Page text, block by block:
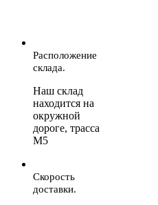
Расположение
склада.
Наш склад
находится на
окружной
дороге, трасса
М5
Скорость
доставки.